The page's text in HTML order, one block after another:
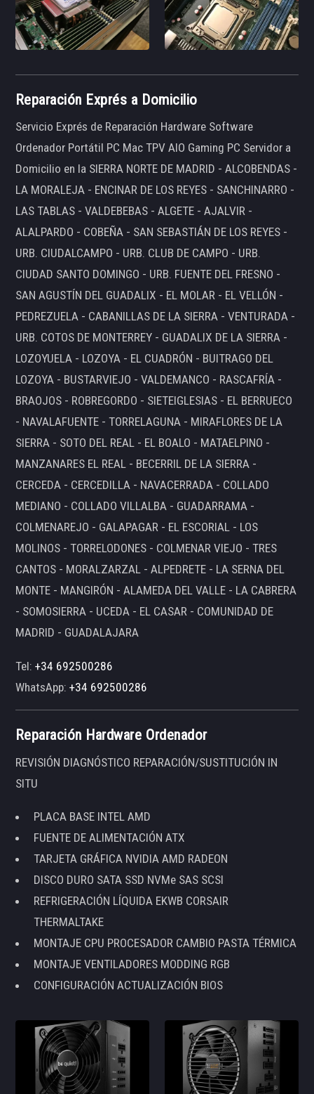
Reparación Exprés a Domicilio
Servicio Exprés de Reparación Hardware Software
Ordenador Portátil PC Mac TPV AIO Gaming PC Servidor a
Domicilio en la SIERRA NORTE DE MADRID - ALCOBENDAS -
LA MORALEJA - ENCINAR DE LOS REYES - SANCHINARRO -
LAS TABLAS - VALDEBEBAS - ALGETE - AJALVIR -
ALALPARDO - COBEÑA - SAN SEBASTIÁN DE LOS REYES -
URB. CIUDALCAMPO - URB. CLUB DE CAMPO - URB.
CIUDAD SANTO DOMINGO - URB. FUENTE DEL FRESNO -
SAN AGUSTÍN DEL GUADALIX - EL MOLAR - EL VELLÓN -
PEDREZUELA - CABANILLAS DE LA SIERRA - VENTURADA -
URB. COTOS DE MONTERREY - GUADALIX DE LA SIERRA -
LOZOYUELA - LOZOYA - EL CUADRÓN - BUITRAGO DEL
LOZOYA - BUSTARVIEJO - VALDEMANCO - RASCAFRÍA -
BRAOJOS - ROBREGORDO - SIETEIGLESIAS - EL BERRUECO
- NAVALAFUENTE - TORRELAGUNA - MIRAFLORES DE LA
SIERRA - SOTO DEL REAL - EL BOALO - MATAELPINO -
MANZANARES EL REAL - BECERRIL DE LA SIERRA -
CERCEDA - CERCEDILLA - NAVACERRADA - COLLADO
MEDIANO - COLLADO VILLALBA - GUADARRAMA -
COLMENAREJO - GALAPAGAR - EL ESCORIAL - LOS
MOLINOS - TORRELODONES - COLMENAR VIEJO - TRES
CANTOS - MORALZARZAL - ALPEDRETE - LA SERNA DEL
MONTE - MANGIRÓN - ALAMEDA DEL VALLE - LA CABRERA
- SOMOSIERRA - UCEDA - EL CASAR - COMUNIDAD DE
MADRID - GUADALAJARA
Tel:+34 692500286
WhatsApp:+34 692500286
Reparación Hardware Ordenador
REVISIÓN DIAGNÓSTICO REPARACIÓN/SUSTITUCIÓN IN
SITU
PLACA BASE INTEL AMD
FUENTE DE ALIMENTACIÓN ATX
TARJETA GRÁFICA NVIDIA AMD RADEON
DISCO DURO SATA SSD NVMe SAS SCSI
REFRIGERACIÓN LÍQUIDA EKWB CORSAIR
THERMALTAKE
MONTAJE CPU PROCESADOR CAMBIO PASTA TÉRMICA
MONTAJE VENTILADORES MODDING RGB
CONFIGURACIÓN ACTUALIZACIÓN BIOS